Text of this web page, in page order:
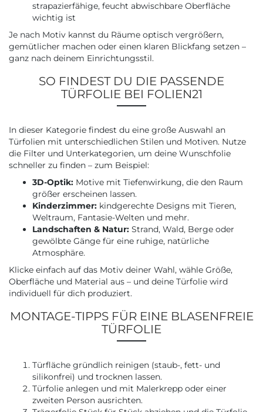
strapazierfähige, feucht abwischbare Oberfläche
wichtig ist
Je nach Motiv kannst du Räume optisch vergrößern,
gemütlicher machen oder einen klaren Blickfang setzen –
ganz nach deinem Einrichtungsstil.
SO FINDEST DU DIE PASSENDE
TÜRFOLIE BEI FOLIEN21
In dieser Kategorie findest du eine große Auswahl an
Türfolien mit unterschiedlichen Stilen und Motiven. Nutze
die Filter und Unterkategorien, um deine Wunschfolie
schneller zu finden – zum Beispiel:
3D-Optik: Motive mit Tiefenwirkung, die den Raum
größer erscheinen lassen.
Kinderzimmer: kindgerechte Designs mit Tieren,
Weltraum, Fantasie-Welten und mehr.
Landschaften & Natur: Strand, Wald, Berge oder
gewölbte Gänge für eine ruhige, natürliche
Atmosphäre.
Klicke einfach auf das Motiv deiner Wahl, wähle Größe,
Oberfläche und Material aus – und deine Türfolie wird
individuell für dich produziert.
MONTAGE-TIPPS FÜR EINE BLASENFREIE
TÜRFOLIE
Türfläche gründlich reinigen (staub-, fett- und
silikonfrei) und trocknen lassen.
Türfolie anlegen und mit Malerkrepp oder einer
zweiten Person ausrichten.